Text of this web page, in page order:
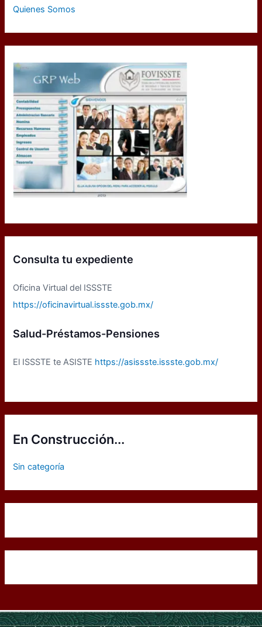
Quienes Somos
Consulta tu expediente
Oficina Virtual del ISSSTE
https://oficinavirtual.issste.gob.mx/
Salud-Préstamos-Pensiones
El ISSSTE te ASISTE https://asissste.issste.gob.mx/
En Construcción...
Sin categoría